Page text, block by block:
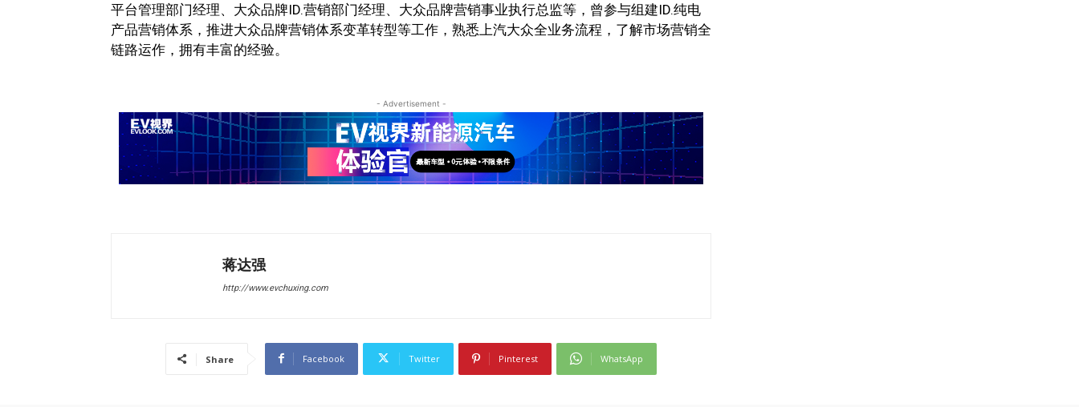
平台管理部门经理、大众品牌ID.营销部门经理、大众品牌营销事业执行总监等，曾参与组建ID.纯电
产品营销体系，推进大众品牌营销体系变革转型等工作，熟悉上汽大众全业务流程，了解市场营销全
链路运作，拥有丰富的经验。
- Advertisement -
蒋达强
http://www.evchuxing.com
Share Facebook Twitter Pinterest WhatsApp